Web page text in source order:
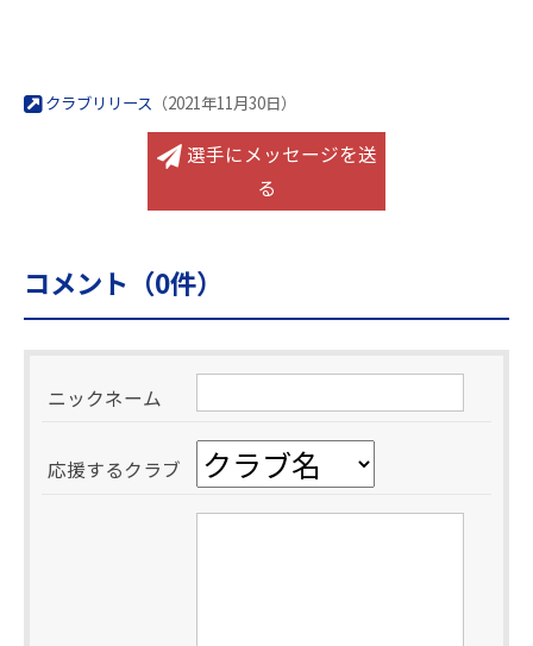
クラブリリース （2021年11月30日）
選手にメッセージを送
る
コメント（0件）
ニックネーム
応援するクラブ